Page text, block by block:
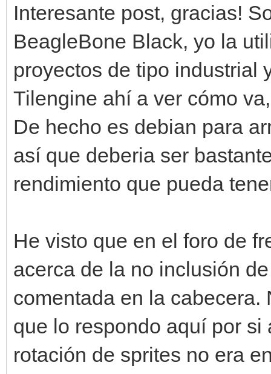
Interesante post, gracias!
BeagleBone Black, yo la
proyectos de tipo industrial
Tilengine ahí a ver cómo
De hecho es debian para
así que deberia ser
rendimiento que pueda
He visto que en el foro de
acerca de la no inclusión
comentada en la
que lo respondo aquí por
rotación de sprites no era